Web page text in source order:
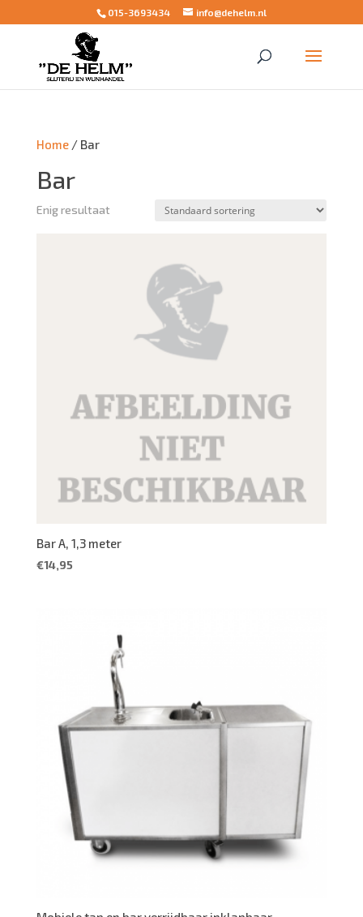
015-3693434 info@dehelm.nl
Home/ Bar
Bar
Enig resultaat
Bar A, 1,3 meter
€14,95